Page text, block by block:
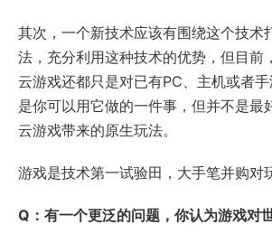
其次，一个新技术应该有围绕这个技术
法，充分利用这种技术的优势，但目前
云游戏还都只是对已有PC、主机或者
是你可以用它做的一件事，但并不是最
云游戏带来的原生玩法。
游戏是技术第一试验田，大手笔并购对
Q：有一个更泛的问题，你认为游戏对